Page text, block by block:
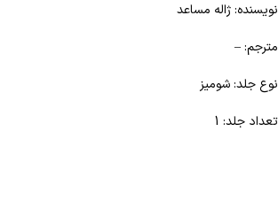
نویسنده: ژاله مساعد
مترجم: –
نوع جلد: شومیز
تعداد جلد: 1